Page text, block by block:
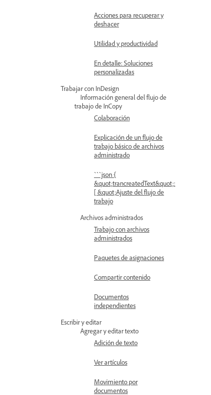
Acciones para recuperar y
deshacer
Utilidad y productividad
En detalle: Soluciones
personalizadas
Trabajar con InDesign
Información general del flujo de
trabajo de InCopy
Colaboración
Explicación de un flujo de
trabajo básico de archivos
administrado
```json {
&quot;trancreatedText&quot;:
[ &quot;Ajuste del flujo de
trabajo
Archivos administrados
Trabajo con archivos
administrados
Paquetes de asignaciones
Compartir contenido
Documentos
independientes
Escribir y editar
Agregar y editar texto
Adición de texto
Ver artículos
Movimiento por
documentos